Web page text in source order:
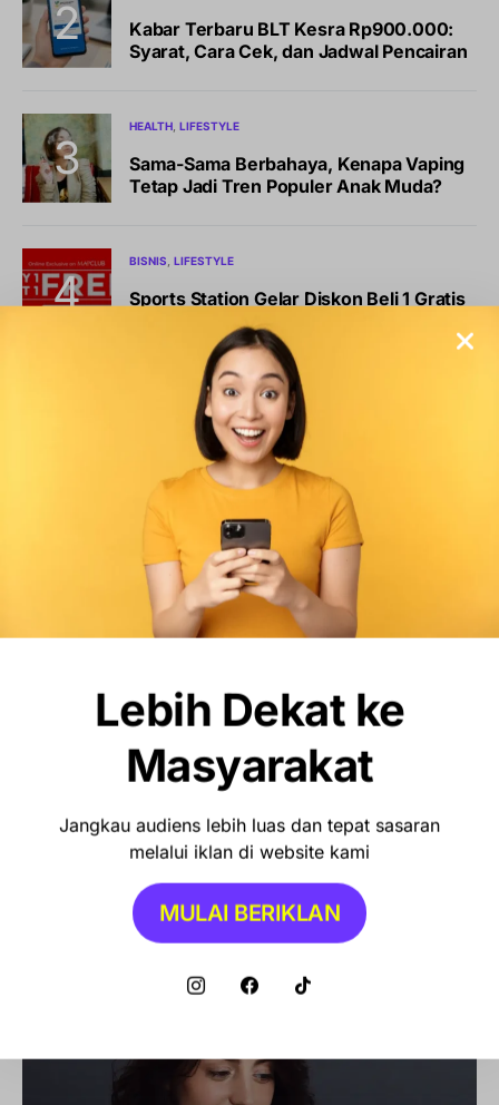
Kabar Terbaru BLT Kesra Rp900.000:
Syarat, Cara Cek, dan Jadwal Pencairan
HEALTH LIFESTYLE
Sama-Sama Berbahaya, Kenapa Vaping
Tetap Jadi Tren Populer Anak Muda?
BISNIS LIFESTYLE
Sports Station Gelar Diskon Beli 1 Gratis
1, Ini Syarat dan Cara Klaimnya
Debut Manis Mitchell Baker, Hattrick
Bawa Indonesia Gulung Kamboja 5-1
Lebih Dekat ke
Masyarakat
Jangkau audiens lebih luas dan tepat sasaran
melalui iklan di website kami
MULAI BERIKLAN